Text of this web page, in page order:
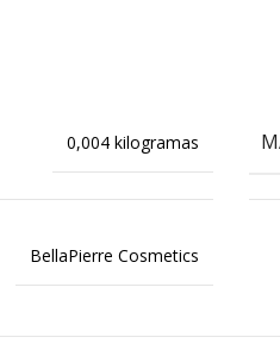
0,004 kilogramas
BellaPierre Cosmetics